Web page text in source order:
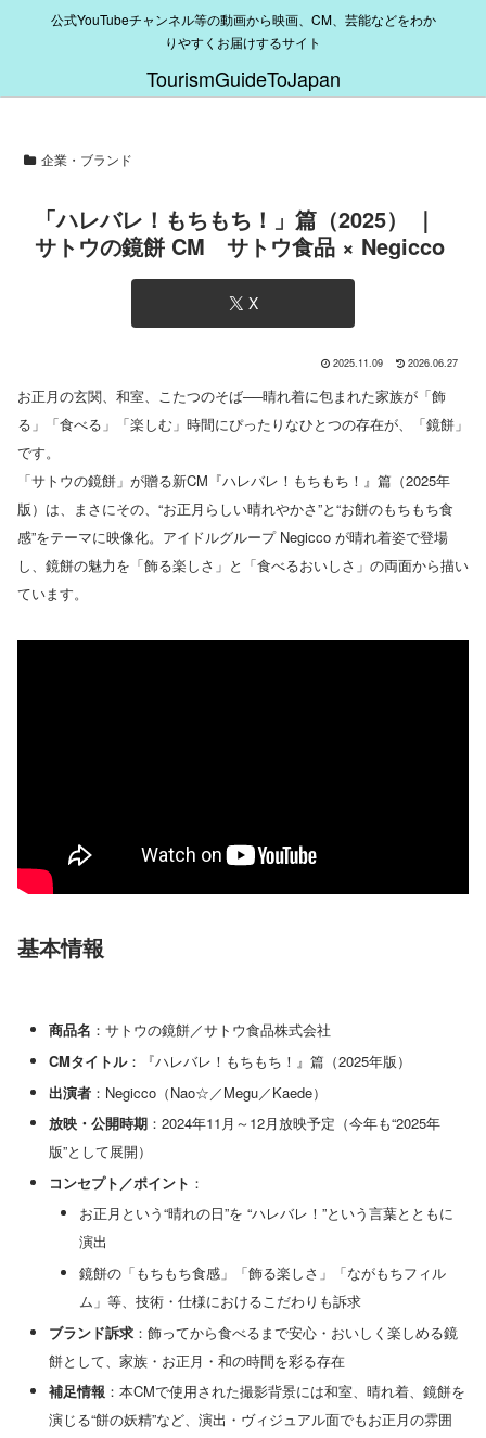
公式YouTubeチャンネル等の動画から映画、CM、芸能などをわか
りやすくお届けするサイト
TourismGuideToJapan
企業・ブランド
「ハレバレ！もちもち！」篇（2025） ｜
サトウの鏡餅 CM サトウ食品 × Negicco
X
2025.11.09 2026.06.27
お正月の玄関、和室、こたつのそば──晴れ着に包まれた家族が「飾
る」「食べる」「楽しむ」時間にぴったりなひとつの存在が、「鏡餅」
です。
「サトウの鏡餅」が贈る新CM『ハレバレ！もちもち！』篇（2025年
版）は、まさにその、“お正月らしい晴れやかさ”と“お餅のもちもち食
感”をテーマに映像化。アイドルグループ Negicco が晴れ着姿で登場
し、鏡餅の魅力を「飾る楽しさ」と「食べるおいしさ」の両面から描い
ています。
基本情報
商品名 ：サトウの鏡餅／サトウ食品株式会社
CMタイトル：『ハレバレ！もちもち！』篇（2025年版）
出演者：Negicco（Nao☆／Megu／Kaede）
放映・公開時期：2024年11月～12月放映予定（今年も“2025年
版”として展開）
コンセプト／ポイント ：
お正月という“晴れの日”を “ハレバレ！”という言葉とともに
演出
鏡餅の「もちもち食感」「飾る楽しさ」「ながもちフィル
ム」等、技術・仕様におけるこだわりも訴求
ブランド訴求：飾ってから食べるまで安心・おいしく楽しめる鏡
餅として、家族・お正月・和の時間を彩る存在
補足情報 ：本CMで使用された撮影背景には和室、晴れ着、鏡餅を
演じる“餅の妖精”など、演出・ヴィジュアル面でもお正月の雰囲